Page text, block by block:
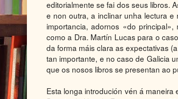
editorialmente se fai dos seus libros.
e non outra, a inclinar unha lectura
importancia, adornos «do
como a Dra. Martín Lucas para o
da forma máis clara as expectativas
tan importante, e no caso de Galicia
que os nosos libros se presentan ao
Esta longa introdución vén á